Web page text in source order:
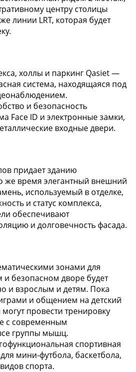
центру столицы
линии LRT, которая будет
холлы и паркинг Qasiet —
система, находящаяся под
и безопасность
Face ID и электронные замки,
входные двери.
придает зданию
же время элегантный внешний
используемый в отделке,
и статус комплекса,
обеспечивают
и долговечность фасада.
зонами для
и безопасном дворе будет
и взрослым и детям. Пока
и общением на детский
провести тренировку
с современным
группы мышц.
спортивная
мини-футбола, баскетбола,
спорта.